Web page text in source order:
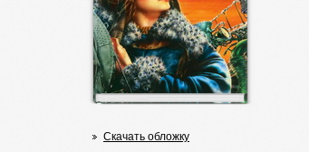
Скачать обложку